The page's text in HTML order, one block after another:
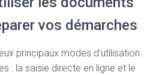
vos démarches
principaux modes d'utilisation
: la saisie directe en ligne et le